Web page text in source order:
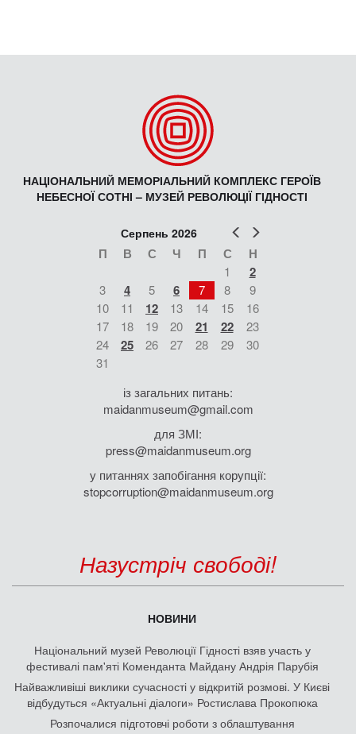
НАЦІОНАЛЬНИЙ МЕМОРІАЛЬНИЙ КОМПЛЕКС ГЕРОЇВ
НЕБЕСНОЇ СОТНІ – МУЗЕЙ РЕВОЛЮЦІЇ ГІДНОСТІ
Попер
Серпень 2026
П В С Ч П С Н
1 2
3 4 5 6 7 8
9
10
11 12 13 14 15
16
17
18 19 20 21 22
23
24
25 26 27 28 29
30
31
із загальних питань:
maidanmuseum@gmail.com
для ЗМІ:
press@maidanmuseum.org
у питаннях запобігання корупції:
stopcorruption@maidanmuseum.org
Назустріч свободі!
НОВИНИ
Національний музей Революції Гідності взяв участь у
фестивалі пам'яті Коменданта Майдану Андрія Парубія
Найважливіші виклики сучасності у відкритій розмові. У Києві
відбудуться «Актуальні діалоги» Ростислава Прокопюка
Розпочалися підготовчі роботи з облаштування